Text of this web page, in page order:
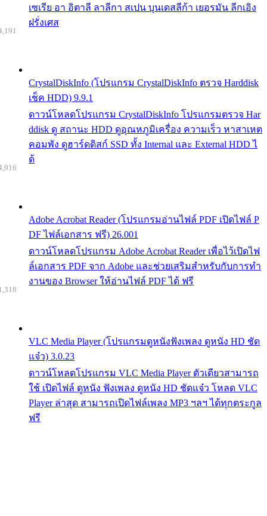
เซเรีย อา อิตาลี ลาลีกา สเปน บุนเดสลีก้า เยอรมัน ลีกเอิง
ฝรั่งเศส
CrystalDiskInfo (โปรแกรม CrystalDiskInfo ตรวจ Harddisk
เช็ค HDD) 9.9.1
ดาวน์โหลดโปรแกรม CrystalDiskInfo โปรแกรมตรวจ Har
ddisk ดู สถานะ HDD ดูอุณหภูมิเครื่อง ความเร็ว หาสาเหต
คอมพัง ดูฮาร์ดดิสก์ SSD ทั้ง Internal และ External HDD ไ
ด้
Adobe Acrobat Reader (โปรแกรมอ่านไฟล์ PDF เปิดไฟล์ P
DF ไฟล์เอกสาร ฟรี) 26.001
ดาวน์โหลดโปรแกรม Adobe Acrobat Reader เพื่อไว้เปิดไฟ
ล์เอกสาร PDF จาก Adobe และช่วยเสริมสำหรับกับการทำ
งานของ Browser ให้อ่านไฟล์ PDF ได้ ฟรี
VLC Media Player (โปรแกรมดูหนังฟังเพลง ดูหนัง HD ชัด
แจ๋ว) 3.0.23
ดาวน์โหลดโปรแกรม VLC Media Player ตัวเดียวสามารถ
ใช้ เปิดไฟล์ ดูหนัง ฟังเพลง ดูหนัง HD ชัดแจ๋ว โหลด VLC
Player ล่าสุด สามารถเปิดไฟล์เพลง MP3 ฯลฯ ได้ทุกตระกูล
ฟรี